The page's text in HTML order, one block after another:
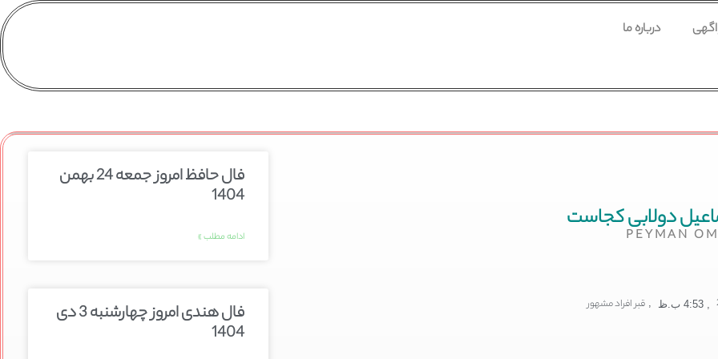
اگهی درباره ما
دولابی کجاست
PEYMAN
4:53 ب.ظ , قبر افراد مشهور
فال حافظ امروز جمعه 24 بهمن
1404
ادامه مطلب »
فال هندی امروز چهارشنبه 3 دی
1404